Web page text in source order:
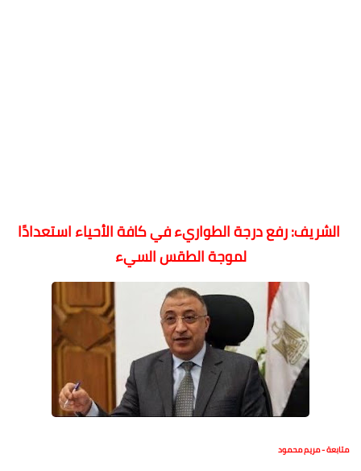
الشريف: رفع درجة الطواريء في كافة الأحياء استعدادًا
لموجة الطقس السيء
متابعة - مريم محمود